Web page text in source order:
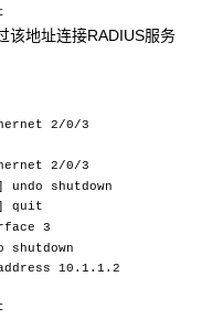
该地址连接RADIUS服务
2/0/3
2/0/3
shutdown
quit
3
10.1.1.2